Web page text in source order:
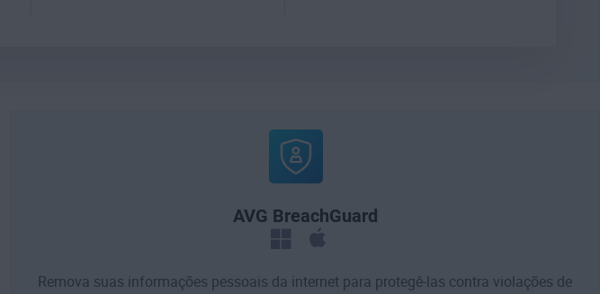
AVG BreachGuard
Remova suas informações pessoais da internet para protegê-las contra violações de